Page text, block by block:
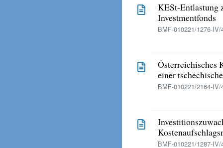
KESt-Entlastung
Investmentfonds
BMF-010221/1276-
Österreichisches
einer
BMF-010221/2164-
BMF-010221/1287-